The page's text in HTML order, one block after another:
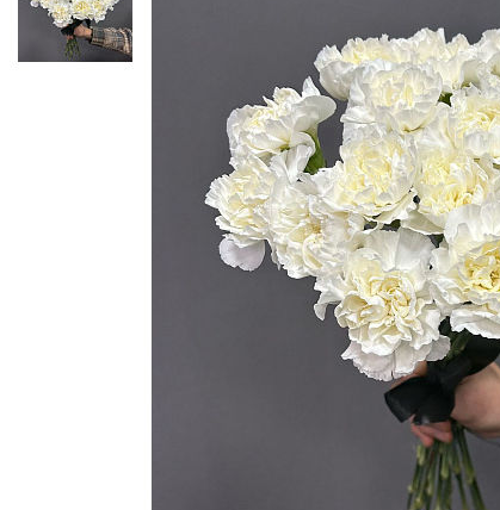
ПОВОД
РОЗЫ
КОМПОЗИЦИИ ЦВЕТОВ
ИНДИВИДУАЛЬНЫЙ ЗАКАЗ
ЦВЕТЫ ДЛЯ ПОХОРОН